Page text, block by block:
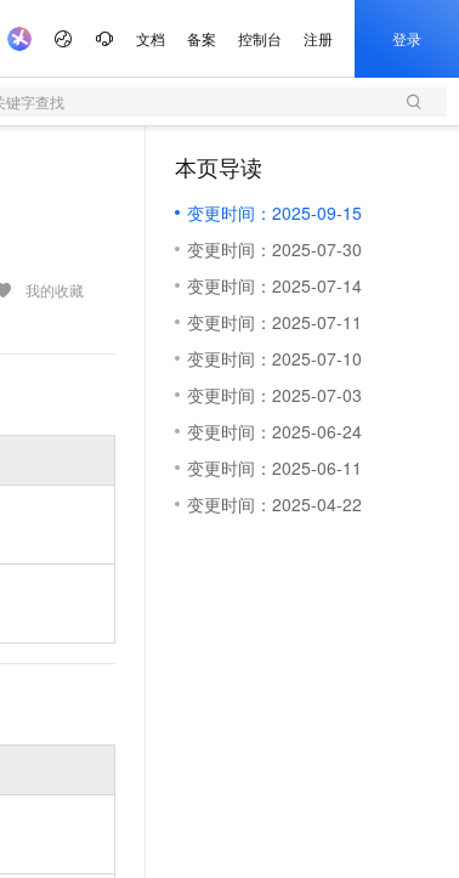
文档 备案 控制台 注册 登录
键字查找
我的收藏
本页导读
变更时间：2025-09-15
变更时间：2025-07-30
变更时间：2025-07-14
变更时间：2025-07-11
变更时间：2025-07-10
变更时间：2025-07-03
变更时间：2025-06-24
变更时间：2025-06-11
变更时间：2025-04-22
语音识别与合成
Qwen3-TTS-Flash
企业级人与Agent协作平台，接入和调度多个数字员工
全托管，含MySQL、PostgreSQL、SQL Server、MariaDB多引擎
100%兼容MySQL、PostgreSQL，兼容Oracle，支持集中和分布式
产品
轻量应用服务器
数字证书管理服务（原SSL证书）
实现全站 HTTPS，呈现可信的 Web 访问
短信服务
大数据开发治理平台 DataWorks
松开启游戏
以可视化方式快速构建移动和 PC 门户网站
Agency Agents：拥有专属领域专家
HappyHorse 打造一站式影视创作平台
漫剧工坊：一站式动画创作平台
快速生产连贯的高质量长漫剧
10 分钟搭建微信、支付宝小程序
高效部署网站，快速应用到小程序
活电商全链路生产力
速上线
镜、视频高效生成
新体验
AI 活动
AI 生产力先锋
先锋实践拓展 AI 生产力的边界
飞天发布时刻
所见，即是所愿
AI 实训营
从基础到进阶，Agent 创客手把手教你
创新加速
覆盖90%+业务场景，专享组合折扣价
阿里云 OPC 创新助力计划
Token 补贴，五大权
益加速 OPC 成功
专业服务
公司注册
上云迁移
代维服务
服务伙伴合作计划
Al MaaS 服务伙伴赋能合作
伙伴信用分合作计划
更多支持
合作伙伴培训与认证
查询合作伙伴
登录合作伙伴管理后台
开发者社区
镜像站
我要反馈
我要建议
我要投诉
加入我们
校园招聘